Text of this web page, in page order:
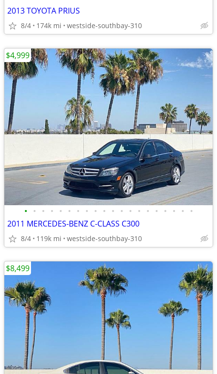
2013 TOYOTA PRIUS
8/4 174k mi westside-southbay-310
• • • • • • • • • • • • • • • • • • • •
2011 MERCEDES-BENZ C-CLASS C300
8/4 119k mi westside-southbay-310
$4,999
$8,499